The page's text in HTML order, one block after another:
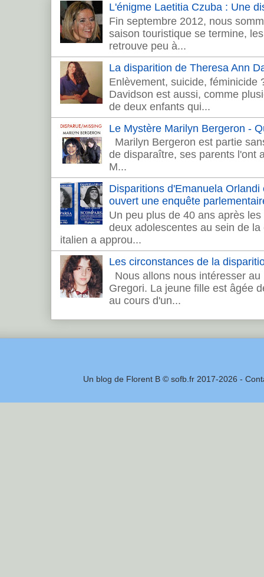
L'énigme Laetitia Czuba : Une
Fin septembre 2012, nous
saison touristique se termine,
retrouve peu à...
La disparition de Theresa Ann
Enlèvement, suicide, féminicide
Davidson est aussi, comme
de deux enfants qui...
Le Mystère Marilyn Bergeron -
Marilyn Bergeron est partie
de disparaître, ses parents l'ont
M...
Disparitions d'Emanuela
ouvert une enquête
Un peu plus de 40 ans après
deux adolescentes au sein de
italien a approu...
Les circonstances de la
Nous allons nous intéresser
Gregori. La jeune fille est âgée
au cours d'un...
Un blog de Florent B © sofb.fr 2017-2026 -